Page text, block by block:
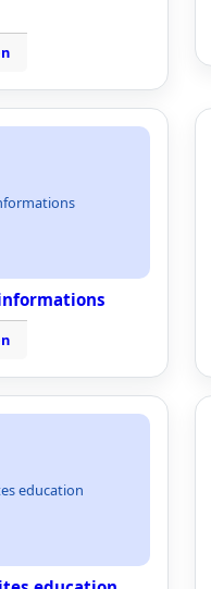
education